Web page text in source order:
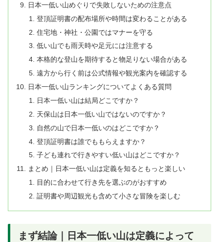
日本一低い山めぐりで失敗しないための注意点
登頂証明書の配布場所や時間は変わることがある
住宅地・神社・公園ではマナーを守る
低い山でも雨天時や足元には注意する
本格的な登山を期待すると物足りない場合がある
遠方から行く前は公式情報や観光案内を確認する
日本一低い山ランキングについてよくある質問
日本一低い山は結局どこですか？
天保山は日本一低い山ではないのですか？
自然の山で日本一低いのはどこですか？
登頂証明書は誰でももらえますか？
子ども連れで行きやすい低い山はどこですか？
まとめ｜日本一低い山は定義を知るともっと楽しい
目的に合わせて行き先を選ぶのがおすすめ
証明書や周辺観光も含めて小さな冒険を楽しむ
まず結論｜日本一低い山は定義によって